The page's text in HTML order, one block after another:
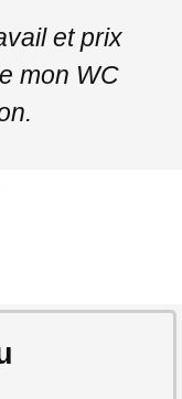
et prix
mon WC